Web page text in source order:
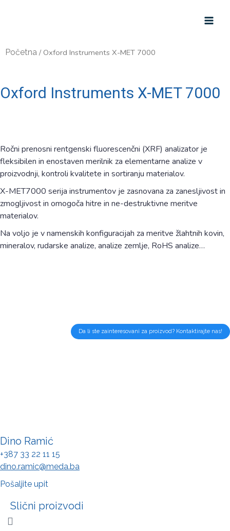
Početna / Oxford Instruments X-MET 7000
Oxford Instruments X-MET 7000
Ročni prenosni rentgenski fluorescenčni (XRF) analizator je
fleksibilen in enostaven merilnik za elementarne analize v
proizvodnji, kontroli kvalitete in sortiranju materialov.
X-MET7000 serija instrumentov je zasnovana za zanesljivost in
zmogljivost in omogoča hitre in ne-destruktivne meritve
materialov.
Na voljo je v namenskih konfiguracijah za meritve žlahtnih kovin,
mineralov, rudarske analize, analize zemlje, RoHS analize…
Dino Ramić
+387 33 22 11 15
dino.ramic@meda.ba
Pošaljite upit
Da li ste zainteresovani za proizvod? Kontaktirajte nas!
Slični proizvodi